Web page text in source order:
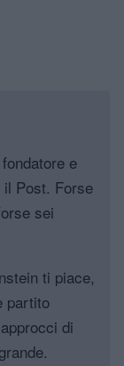
e
il Post. Forse
sei
ti piace,
partito
di